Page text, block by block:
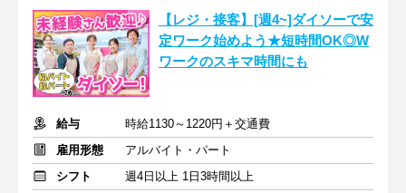
【レジ・接客】[週4~]ダイソーで安
定ワーク始めよう★短時間OK◎W
ワークのスキマ時間にも
給与
時給1130～1220円＋交通費
雇用形態
アルバイト・パート
シフト
週4日以上 1日3時間以上